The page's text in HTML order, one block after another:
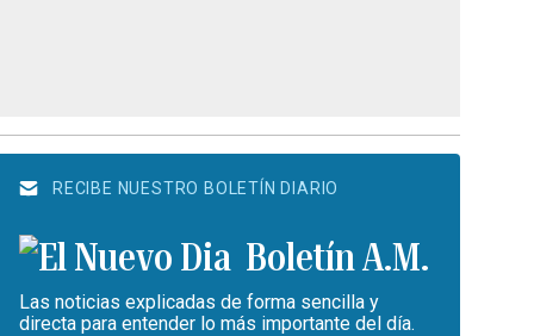
RECIBE NUESTRO BOLETÍN DIARIO
Boletín A.M.
Las noticias explicadas de forma sencilla y
directa para entender lo más importante del día.